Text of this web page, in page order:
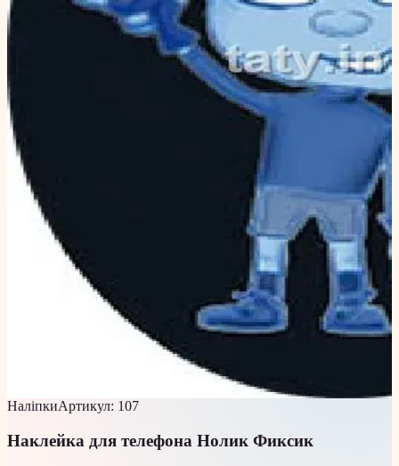
НаліпкиАртикул: 107
Наклейка для телефона Нолик Фиксик